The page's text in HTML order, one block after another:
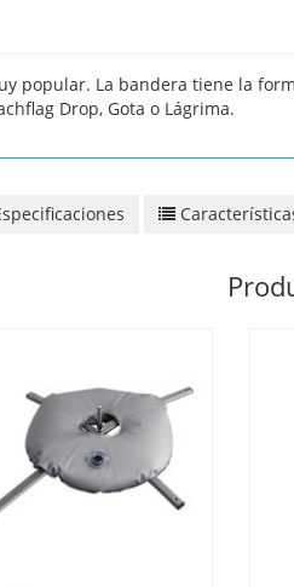
popular. La bandera tiene la
Drop, Gota o Lágrima.